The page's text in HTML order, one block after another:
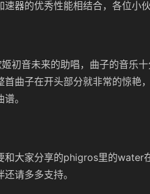
器的优秀性能相结合，各位小
初音未来的助唱，曲子的音乐
首曲子在开头部分就非常的惊艳
。
和大家分享的phigros里的water
请多多支持。